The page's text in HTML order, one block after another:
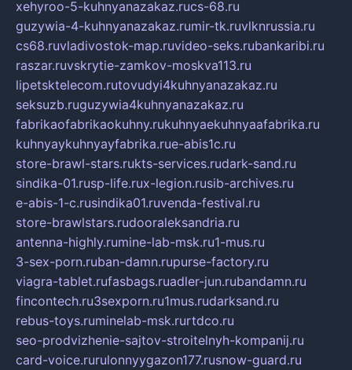
xehyroo-5-kuhnyanazakaz.rucs-68.ru
guzywia-4-kuhnyanazakaz.rumir-tk.ruvlknrussia.ru
cs68.ruvladivostok-map.ruvideo-seks.rubankaribi.ru
raszar.ruvskrytie-zamkov-moskva113.ru
lipetsktelecom.rutovudyi4kuhnyanazakaz.ru
seksuzb.ruguzywia4kuhnyanazakaz.ru
fabrikaofabrikaokuhny.rukuhnyaekuhnyaafabrika.ru
kuhnyaykuhnyayfabrika.rue-abis1c.ru
store-brawl-stars.rukts-services.rudark-sand.ru
sindika-01.rusp-life.rux-legion.rusib-archives.ru
e-abis-1-c.rusindika01.ruvenda-festival.ru
store-brawlstars.rudooraleksandria.ru
antenna-highly.rumine-lab-msk.ru1-mus.ru
3-sex-porn.ruban-damn.rupurse-factory.ru
viagra-tablet.rufasbags.ruadler-jun.rubandamn.ru
fincontech.ru3sexporn.ru1mus.rudarksand.ru
rebus-toys.ruminelab-msk.rurtdco.ru
seo-prodvizhenie-sajtov-stroitelnyh-kompanij.ru
card-voice.rurulonnyygazon177.rusnow-guard.ru